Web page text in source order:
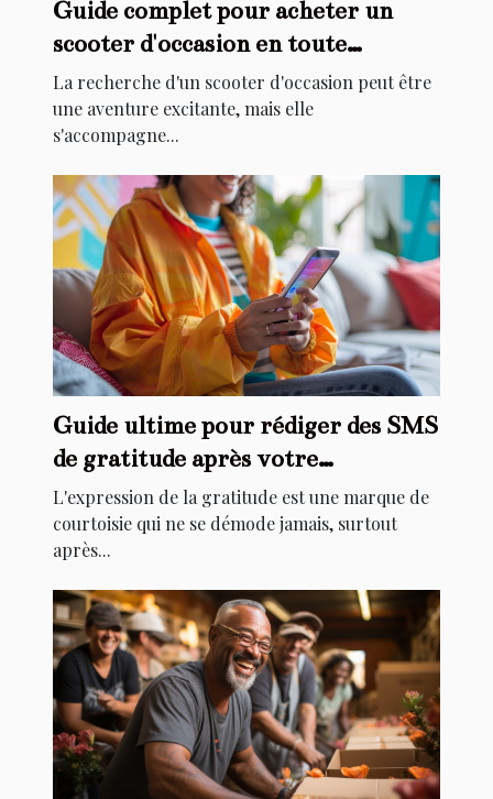
Guide complet pour acheter un
scooter d'occasion en toute
sécurité
La recherche d'un scooter d'occasion peut être
une aventure excitante, mais elle
s'accompagne...
Guide ultime pour rédiger des SMS
de gratitude après votre
anniversaire
L'expression de la gratitude est une marque de
courtoisie qui ne se démode jamais, surtout
après...